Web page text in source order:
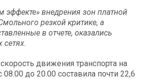
эффекте» внедрения зон платной
резкой критике, а
в отчете, оказались
движения транспорта на
до 20.00 составила почти 22,6